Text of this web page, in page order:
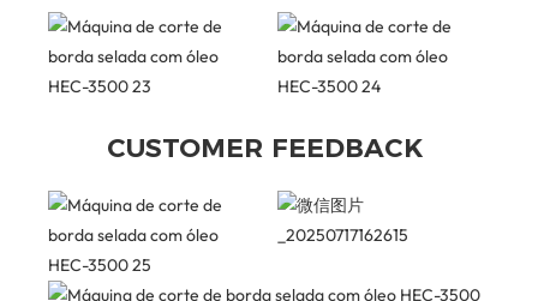
CUSTOMER FEEDBACK